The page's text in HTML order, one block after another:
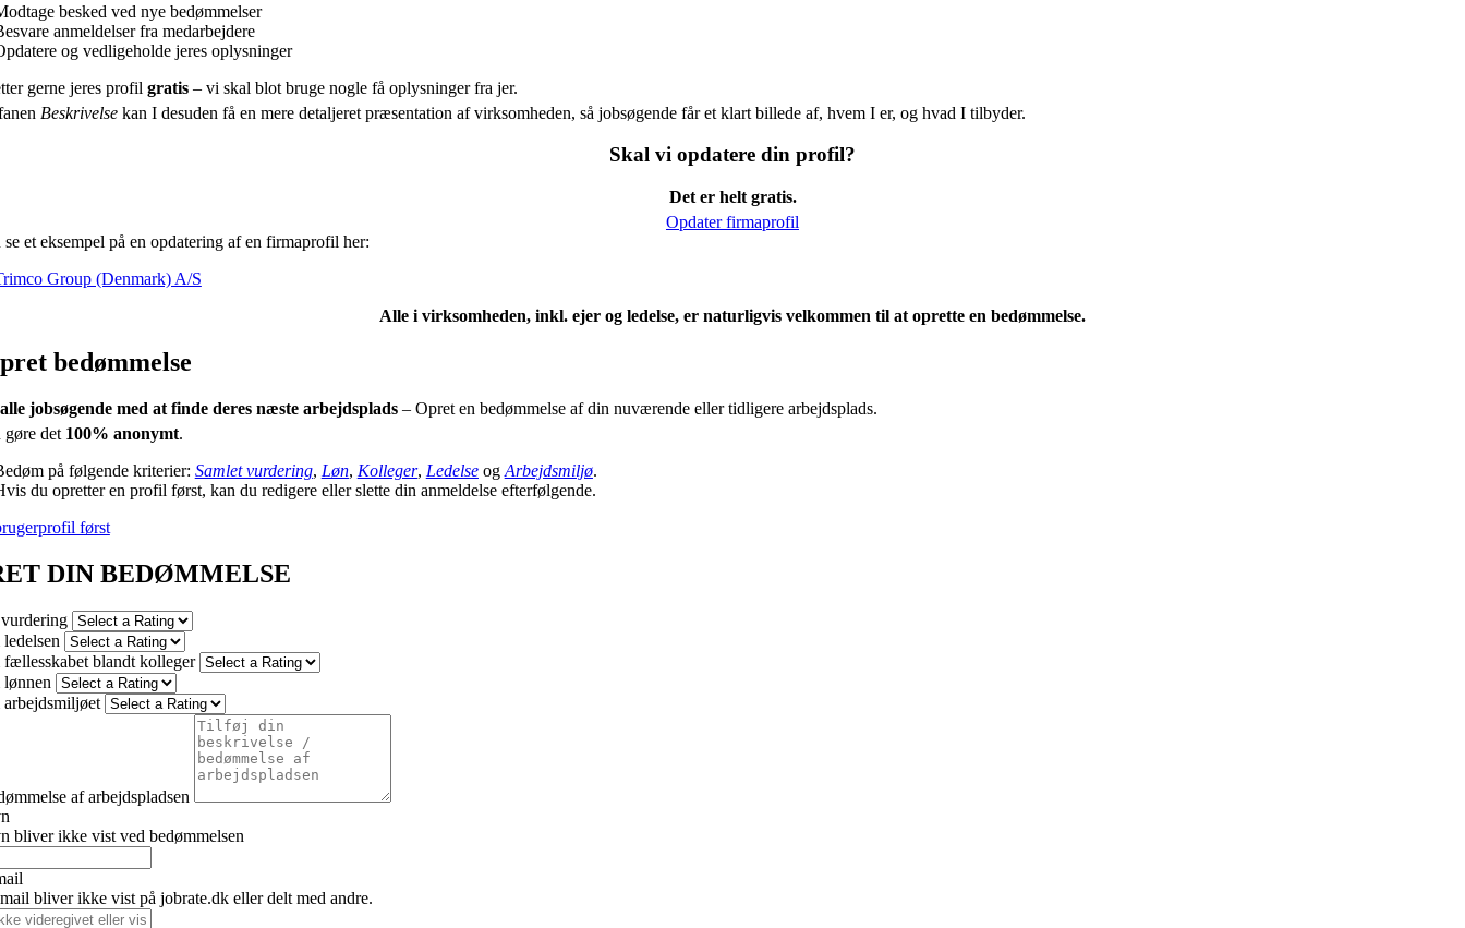
besked ved nye bedømmelser
anmeldelser fra medarbejdere
og vedligeholde jeres oplysninger
gerne jeres profil gratis– vi skal blot bruge nogle få oplysninger fra jer.
Beskrivelsekan I desuden få en mere detaljeret præsentation af virksomheden, så jobsøgende får et klart billede af, hvem I er, og hvad I tilbyder.
Skal vi opdatere din profil?
Det er helt gratis.
Opdater firmaprofil
et eksempel på en opdatering af en firmaprofil her:
Group (Denmark) A/S
Alle i virksomheden, inkl. ejer og ledelse, er naturligvis velkommen til at oprette en bedømmelse.
bedømmelse
jobsøgende med at finde deres næste arbejdsplads– Opret en bedømmelse af din nuværende eller tidligere arbejdsplads.
det100% anonymt.
på følgende kriterier: Samlet vurdering, Løn, Kolleger, Ledelseog Arbejdsmiljø.
du opretter en profil først, kan du redigere eller slette din anmeldelse efterfølgende.
først
DIN BEDØMMELSE
fællesskabet blandt kolleger
af arbejdspladsen
bliver ikke vist ved bedømmelsen
bliver ikke vist på jobrate.dk eller delt med andre.